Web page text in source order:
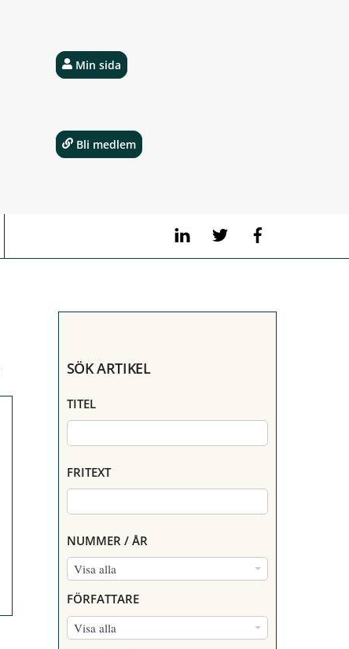
LinkedIn Twitter
Min sida
Bli medlem
SÖK ARTIKEL
TITEL
FRITEXT
NUMMER / ÅR
Visa alla
N
M
M
FÖRFATTARE
Visa alla